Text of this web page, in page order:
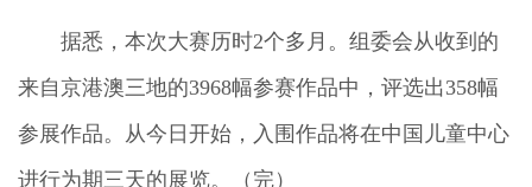
据悉，本次大赛历时2个多月。组委会从收到的
来自京港澳三地的3968幅参赛作品中，评选出358幅
参展作品。从今日开始，入围作品将在中国儿童中心
进行为期三天的展览。（完）